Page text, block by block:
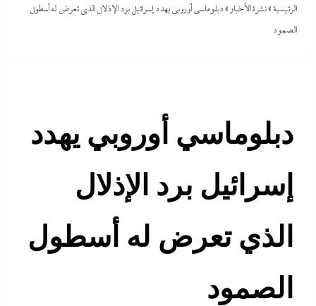
الرئيسية»نشرة الأخبار »دبلوماسي أوروبي يهدد إسرائيل برد الإذلال الذي تعرض له أسطول
الصمود
دبلوماسي أوروبي يهدد
إسرائيل برد الإذلال
الذي تعرض له أسطول
الصمود